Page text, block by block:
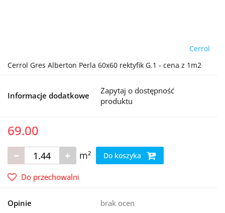
Cerrol
Cerrol Gres Alberton Perla 60x60 rektyfik G.1 - cena z 1m2
Informacje dodatkowe
Zapytaj o dostępność
produktu
69.00
m² Do koszyka
Do przechowalni
Opinie brak ocen